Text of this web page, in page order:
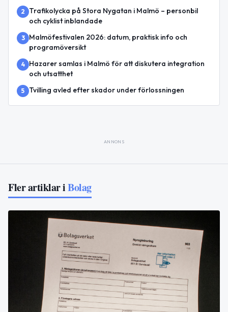
2
Trafikolycka på Stora Nygatan i Malmö – personbil
och cyklist inblandade
3
Malmöfestivalen 2026: datum, praktisk info och
programöversikt
4
Hazarer samlas i Malmö för att diskutera integration
och utsatthet
5 Tvilling avled efter skador under förlossningen
ANNONS
Fler artiklar iBolag